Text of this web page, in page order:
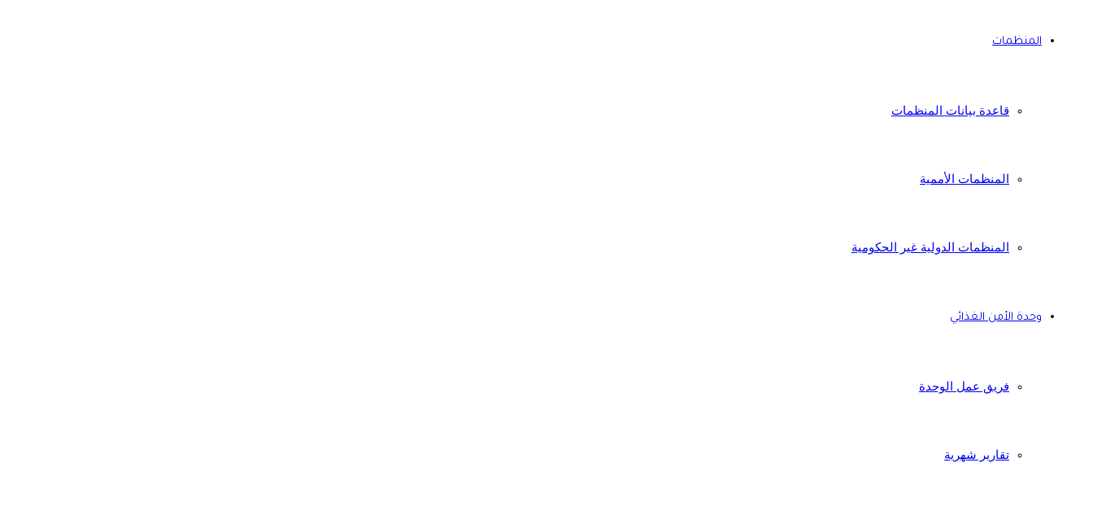
المنظمات
قاعدة بيانات المنظمات
المنظمات الأممية
المنظمات الدولية غير الحكومية
وحدة الأمن الغذائي
فريق عمل الوحدة
تقارير شهرية